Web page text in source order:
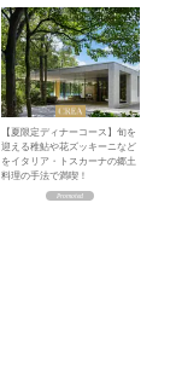
【夏限定ディナーコース】旬を
迎える稚鮎や花ズッキーニなど
をイタリア・トスカーナの郷土
料理の手法で満喫！